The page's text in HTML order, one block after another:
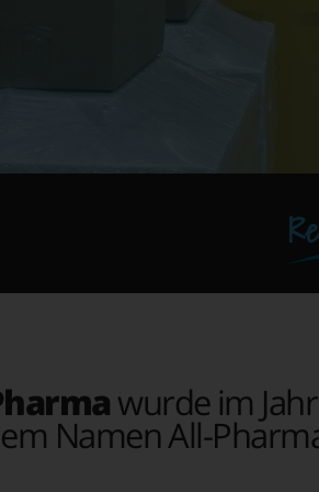
wurde im
Namen All-